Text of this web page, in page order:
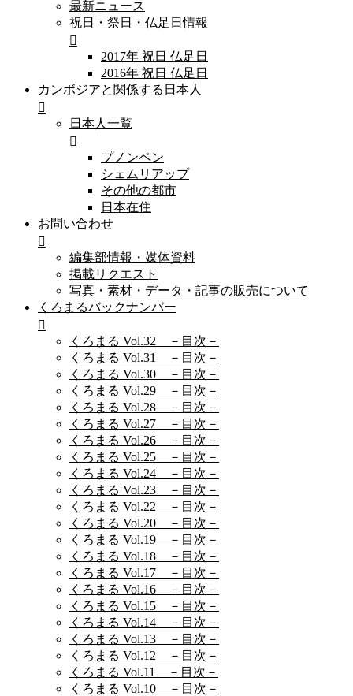
最新ニュース
祝日・祭日・仏足日情報
2017年 祝日 仏足日
2016年 祝日 仏足日
カンボジアと関係する日本人
日本人一覧
プノンペン
シェムリアップ
その他の都市
日本在住
お問い合わせ
編集部情報・媒体資料
掲載リクエスト
写真・素材・データ・記事の販売について
くろまるバックナンバー
くろまる Vol.32 －目次－
くろまる Vol.31 －目次－
くろまる Vol.30 －目次－
くろまる Vol.29 －目次－
くろまる Vol.28 －目次－
くろまる Vol.27 －目次－
くろまる Vol.26 －目次－
くろまる Vol.25 －目次－
くろまる Vol.24 －目次－
くろまる Vol.23 －目次－
くろまる Vol.22 －目次－
くろまる Vol.20 －目次－
くろまる Vol.19 －目次－
くろまる Vol.18 －目次－
くろまる Vol.17 －目次－
くろまる Vol.16 －目次－
くろまる Vol.15 －目次－
くろまる Vol.14 －目次－
くろまる Vol.13 －目次－
くろまる Vol.12 －目次－
くろまる Vol.11 －目次－
くろまる Vol.10 －目次－